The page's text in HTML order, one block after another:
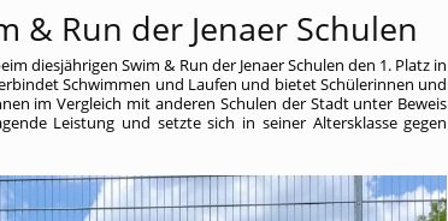
& Run der Jenaer Schulen
diesjährigen Swim & Run der Jenaer Schulen den 1. Platz in
Schwimmen und Laufen und bietet Schülerinnen und
im Vergleich mit anderen Schulen der Stadt unter Beweis
Leistung und setzte sich in seiner Altersklasse gegen